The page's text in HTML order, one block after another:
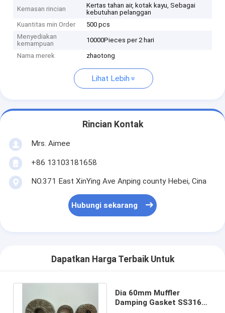
Kemasan rincian
Kertas tahan air, kotak kayu, Sebagai
kebutuhan pelanggan
Kuantitas min Order
500 pcs
Menyediakan
kemampuan
10000Pieces per 2 hari
Nama merek zhaotong
Lihat Lebih
Rincian Kontak
Mrs. Aimee
+86 13103181658
NO.371 East XinYing Ave Anping county Hebei, Cina
Hubungi sekarang
Dapatkan Harga Terbaik Untuk
Dia 60mm Muffler
Damping Gasket SS316L